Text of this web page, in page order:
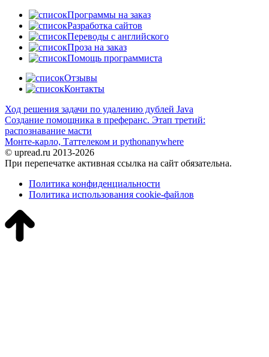
Программы на заказ
Разработка сайтов
Переводы с английского
Проза на заказ
Помощь программиста
Отзывы
Контакты
Ход решения задачи по удалению дублей Java
Создание помощника в преферанс. Этап третий:
распознавание масти
Монте-карло, Таттелеком и pythonanywhere
© upread.ru 2013-2026
При перепечатке активная ссылка на сайт обязательна.
Политика конфиденциальности
Политика использования cookie-файлов